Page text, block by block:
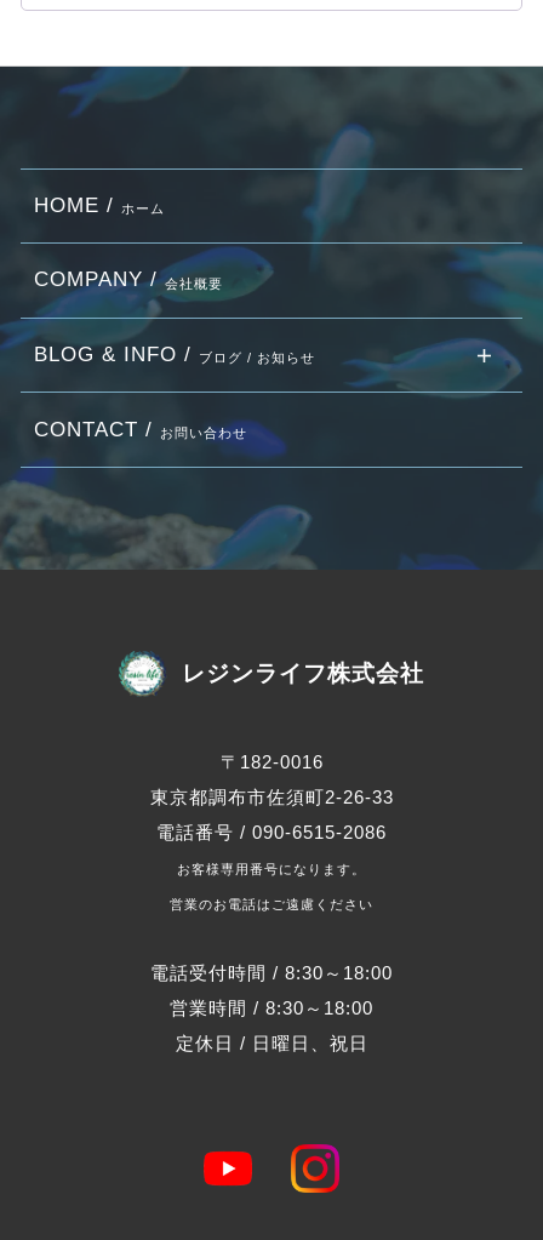
レジンライフ株式会社
〒182-0016
東京都調布市佐須町2-26-33
電話番号 / 090-6515-2086
お客様専用番号になります。
営業のお電話はご遠慮ください
電話受付時間 / 8:30～18:00
営業時間 / 8:30～18:00
定休日 / 日曜日、祝日
HOME / ホーム
COMPANY / 会社概要
BLOG & INFO / ブログ / お知らせ
CONTACT / お問い合わせ